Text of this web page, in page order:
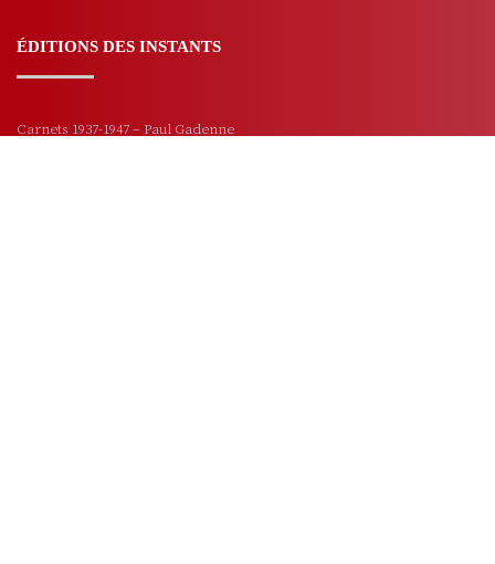
ÉDITIONS DES INSTANTS
Carnets 1937-1947 – Paul Gadenne